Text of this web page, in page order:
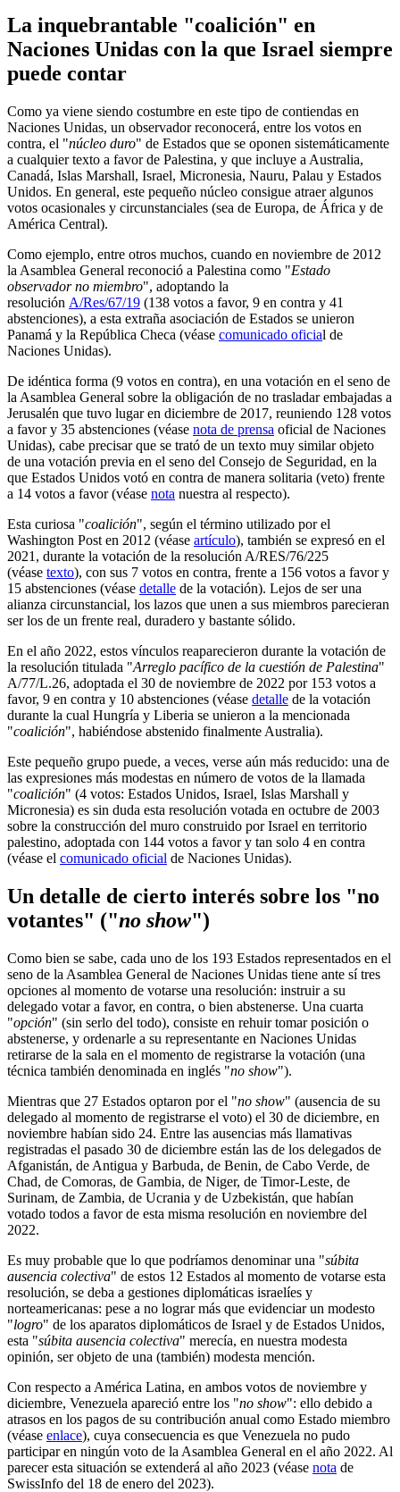
La inquebrantable "coalición" en
Naciones Unidas con la que Israel siempre
puede contar
Como ya viene siendo costumbre en este tipo de contiendas en
Naciones Unidas, un observador reconocerá, entre los votos en
contra, el "núcleo duro" de Estados que se oponen sistemáticamente
a cualquier texto a favor de Palestina, y que incluye a Australia,
Canadá, Islas Marshall, Israel, Micronesia, Nauru, Palau y Estados
Unidos. En general, este pequeño núcleo consigue atraer algunos
votos ocasionales y circunstanciales (sea de Europa, de África y de
América Central).
Como ejemplo, entre otros muchos, cuando en noviembre de 2012
la Asamblea General reconoció a Palestina como "Estado
observador no miembro", adoptando la
resolución A/Res/67/19 (138 votos a favor, 9 en contra y 41
abstenciones), a esta extraña asociación de Estados se unieron
Panamá y la República Checa (véase comunicado oficial de
Naciones Unidas).
De idéntica forma (9 votos en contra), en una votación en el seno de
la Asamblea General sobre la obligación de no trasladar embajadas a
Jerusalén que tuvo lugar en diciembre de 2017, reuniendo 128 votos
a favor y 35 abstenciones (véase nota de prensa oficial de Naciones
Unidas), cabe precisar que se trató de un texto muy similar objeto
de una votación previa en el seno del Consejo de Seguridad, en la
que Estados Unidos votó en contra de manera solitaria (veto) frente
a 14 votos a favor (véase nota nuestra al respecto).
Esta curiosa "coalición", según el término utilizado por el
Washington Post en 2012 (véase artículo), también se expresó en el
2021, durante la votación de la resolución A/RES/76/225
(véase texto), con sus 7 votos en contra, frente a 156 votos a favor y
15 abstenciones (véase detalle de la votación). Lejos de ser una
alianza circunstancial, los lazos que unen a sus miembros parecieran
ser los de un frente real, duradero y bastante sólido.
En el año 2022, estos vínculos reaparecieron durante la votación de
la resolución titulada "Arreglo pacífico de la cuestión de Palestina"
A/77/L.26, adoptada el 30 de noviembre de 2022 por 153 votos a
favor, 9 en contra y 10 abstenciones (véase detalle de la votación
durante la cual Hungría y Liberia se unieron a la mencionada
"coalición", habiéndose abstenido finalmente Australia).
Este pequeño grupo puede, a veces, verse aún más reducido: una de
las expresiones más modestas en número de votos de la llamada
"coalición" (4 votos: Estados Unidos, Israel, Islas Marshall y
Micronesia) es sin duda esta resolución votada en octubre de 2003
sobre la construcción del muro construido por Israel en territorio
palestino, adoptada con 144 votos a favor y tan solo 4 en contra
(véase el comunicado oficial de Naciones Unidas).
Un detalle de cierto interés sobre los "no
votantes" ("no show")
Como bien se sabe, cada uno de los 193 Estados representados en el
seno de la Asamblea General de Naciones Unidas tiene ante sí tres
opciones al momento de votarse una resolución: instruir a su
delegado votar a favor, en contra, o bien abstenerse. Una cuarta
"opción" (sin serlo del todo), consiste en rehuir tomar posición o
abstenerse, y ordenarle a su representante en Naciones Unidas
retirarse de la sala en el momento de registrarse la votación (una
técnica también denominada en inglés "no show").
Mientras que 27 Estados optaron por el "no show" (ausencia de su
delegado al momento de registrarse el voto) el 30 de diciembre, en
noviembre habían sido 24. Entre las ausencias más llamativas
registradas el pasado 30 de diciembre están las de los delegados de
Afganistán, de Antigua y Barbuda, de Benin, de Cabo Verde, de
Chad, de Comoras, de Gambia, de Niger, de Timor-Leste, de
Surinam, de Zambia, de Ucrania y de Uzbekistán, que habían
votado todos a favor de esta misma resolución en noviembre del
2022.
Es muy probable que lo que podríamos denominar una "súbita
ausencia colectiva" de estos 12 Estados al momento de votarse esta
resolución, se deba a gestiones diplomáticas israelíes y
norteamericanas: pese a no lograr más que evidenciar un modesto
"logro" de los aparatos diplomáticos de Israel y de Estados Unidos,
esta "súbita ausencia colectiva" merecía, en nuestra modesta
opinión, ser objeto de una (también) modesta mención.
Con respecto a América Latina, en ambos votos de noviembre y
diciembre, Venezuela apareció entre los "no show": ello debido a
atrasos en los pagos de su contribución anual como Estado miembro
(véase enlace), cuya consecuencia es que Venezuela no pudo
participar en ningún voto de la Asamblea General en el año 2022. Al
parecer esta situación se extenderá al año 2023 (véase nota de
SwissInfo del 18 de enero del 2023).